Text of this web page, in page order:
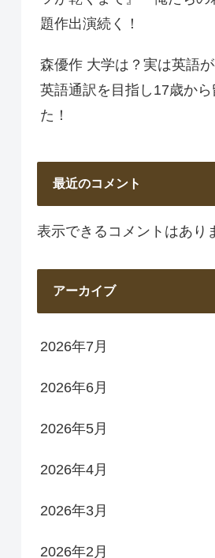
題作出演続く！
森優作 大学は？実は英語が
英語通訳を目指し17歳か
た！
最近のコメント
表示できるコメントはあり
アーカイブ
2026年7月
2026年6月
2026年5月
2026年4月
2026年3月
2026年2月